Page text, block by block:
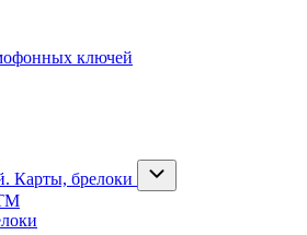
ключей
Карты, брелоки